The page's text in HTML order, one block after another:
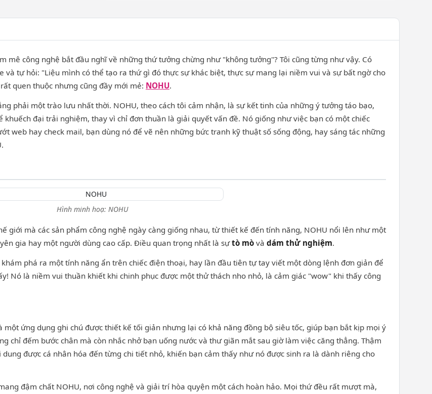
mê công nghệ bắt đầu nghĩ về những thứ tưởng chừng như "không tưởng"? Tôi cũng từng như vậy. Có
tự hỏi: "Liệu mình có thể tạo ra thứ gì đó thực sự khác biệt, thực sự mang lại niềm vui và sự bất ngờ cho
quen thuộc nhưng cũng đầy mới mẻ: NOHU.
phải một trào lưu nhất thời. NOHU, theo cách tôi cảm nhận, là sự kết tinh của những ý tưởng táo bạo,
đại trải nghiệm, thay vì chỉ đơn thuần là giải quyết vấn đề. Nó giống như việc bạn có một chiếc
web hay check mail, bạn dùng nó để vẽ nên những bức tranh kỹ thuật số sống động, hay sáng tác những
Hình minh hoạ: NOHU
giới mà các sản phẩm công nghệ ngày càng giống nhau, từ thiết kế đến tính năng, NOHU nổi lên như một
gia hay một người dùng cao cấp. Điều quan trọng nhất là sựtò mò và dám thử nghiệm.
phá ra một tính năng ẩn trên chiếc điện thoại, hay lần đầu tiên tự tay viết một dòng lệnh đơn giản để
Nó là niềm vui thuần khiết khi chinh phục được một thử thách nho nhỏ, là cảm giác "wow" khi thấy công
ứng dụng ghi chú được thiết kế tối giản nhưng lại có khả năng đồng bộ siêu tốc, giúp bạn bắt kịp mọi ý
chỉ đếm bước chân mà còn nhắc nhở bạn uống nước và thư giãn mắt sau giờ làm việc căng thẳng. Thậm
được cá nhân hóa đến từng chi tiết nhỏ, khiến bạn cảm thấy như nó được sinh ra là dành riêng cho
đậm chất NOHU, nơi công nghệ và giải trí hòa quyện một cách hoàn hảo. Mọi thứ đều rất mượt mà,